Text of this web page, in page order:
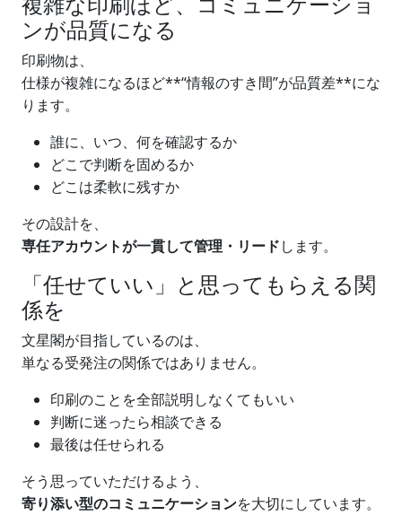
ンが品質になる
印刷物は、
仕様が複雑になるほど**“情報のすき間”が品質差**にな
ります。
誰に、いつ、何を確認するか
どこで判断を固めるか
どこは柔軟に残すか
その設計を、
専任アカウントが一貫して管理・リードします。
「任せていい」と思ってもらえる関
係を
文星閣が目指しているのは、
単なる受発注の関係ではありません。
印刷のことを全部説明しなくてもいい
判断に迷ったら相談できる
最後は任せられる
そう思っていただけるよう、
寄り添い型のコミュニケーションを大切にしています。